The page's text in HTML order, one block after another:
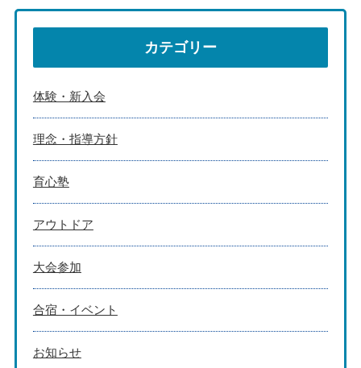
カテゴリー
体験・新入会
理念・指導方針
育心塾
アウトドア
大会参加
合宿・イベント
お知らせ